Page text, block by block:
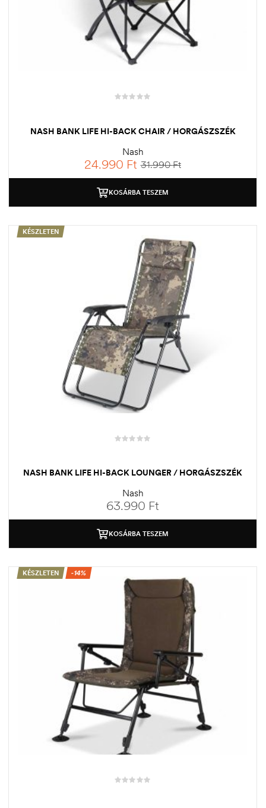
NASH BANK LIFE HI-BACK CHAIR / HORGÁSZSZÉK
Nash
31.990Ft
24.990 Ft
KOSÁRBA TESZEM
KÉSZLETEN
NASH BANK LIFE HI-BACK LOUNGER / HORGÁSZSZÉK
Nash
63.990 Ft
KOSÁRBA TESZEM
KÉSZLETEN -14%